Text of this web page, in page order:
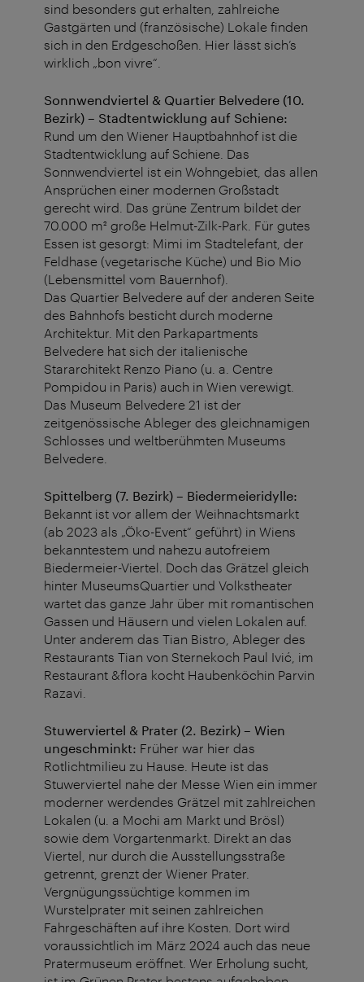
sind besonders gut erhalten, zahlreiche
Gastgärten und (französische) Lokale finden
sich in den Erdgeschoßen. Hier lässt sich’s
wirklich „bon vivre“.
Sonnwendviertel & Quartier Belvedere (10.
Bezirk) – Stadtentwicklung auf Schiene:
Rund um den Wiener Hauptbahnhof ist die
Stadtentwicklung auf Schiene. Das
Sonnwendviertel ist ein Wohngebiet, das allen
Ansprüchen einer modernen Großstadt
gerecht wird. Das grüne Zentrum bildet der
70.000 m² große Helmut-Zilk-Park. Für gutes
Essen ist gesorgt: Mimi im Stadtelefant, der
Feldhase (vegetarische Küche) und Bio Mio
(Lebensmittel vom Bauernhof).
Das Quartier Belvedere auf der anderen Seite
des Bahnhofs besticht durch moderne
Architektur. Mit den Parkapartments
Belvedere hat sich der italienische
Stararchitekt Renzo Piano (u. a. Centre
Pompidou in Paris) auch in Wien verewigt.
Das Museum Belvedere 21 ist der
zeitgenössische Ableger des gleichnamigen
Schlosses und weltberühmten Museums
Belvedere.
Spittelberg (7. Bezirk) – Biedermeieridylle:
Bekannt ist vor allem der Weihnachtsmarkt
(ab 2023 als „Öko-Event“ geführt) in Wiens
bekanntestem und nahezu autofreiem
Biedermeier-Viertel. Doch das Grätzel gleich
hinter MuseumsQuartier und Volkstheater
wartet das ganze Jahr über mit romantischen
Gassen und Häusern und vielen Lokalen auf.
Unter anderem das Tian Bistro, Ableger des
Restaurants Tian von Sternekoch Paul Ivić, im
Restaurant &flora kocht Haubenköchin Parvin
Razavi.
Stuwerviertel & Prater (2. Bezirk) – Wien
ungeschminkt: Früher war hier das
Rotlichtmilieu zu Hause. Heute ist das
Stuwerviertel nahe der Messe Wien ein immer
moderner werdendes Grätzel mit zahlreichen
Lokalen (u. a Mochi am Markt und Brösl)
sowie dem Vorgartenmarkt. Direkt an das
Viertel, nur durch die Ausstellungsstraße
getrennt, grenzt der Wiener Prater.
Vergnügungssüchtige kommen im
Wurstelprater mit seinen zahlreichen
Fahrgeschäften auf ihre Kosten. Dort wird
voraussichtlich im März 2024 auch das neue
Pratermuseum eröffnet. Wer Erholung sucht,